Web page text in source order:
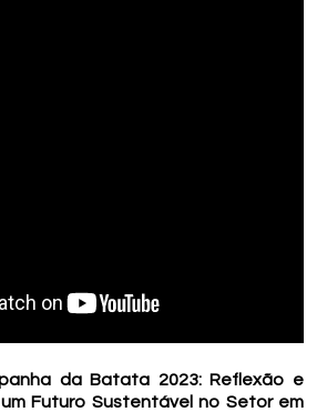
da Batata 2023: Reflexão e
Futuro Sustentável no Setor em